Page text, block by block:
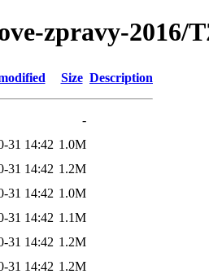
zpravy-2016/
Size Description
-
31 14:42 1.0M
31 14:42 1.2M
31 14:42 1.0M
31 14:42 1.1M
31 14:42 1.2M
31 14:42 1.2M